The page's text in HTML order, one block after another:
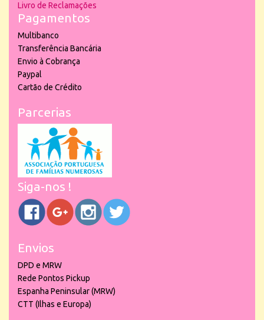
Livro de Reclamações
Pagamentos
Multibanco
Transferência Bancária
Envio à Cobrança
Paypal
Cartão de Crédito
Parcerias
Siga-nos !
Envios
DPD e MRW
Rede Pontos Pickup
Espanha Peninsular (MRW)
CTT (Ilhas e Europa)